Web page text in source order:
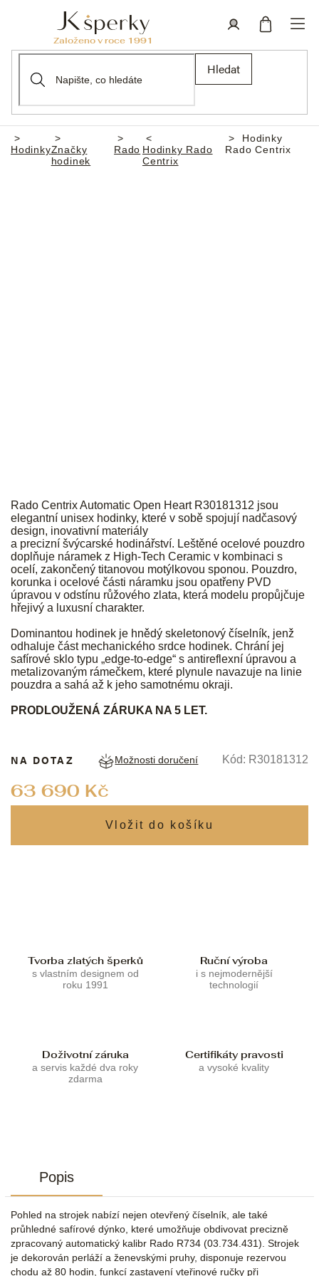
Hledat
Domů
HodinkyZnačky
hodinek
Rado Hodinky Rado
Centrix
Hodinky
Rado Centrix
Rado Centrix Automatic Open Heart R30181312 jsou
elegantní unisex hodinky, které v sobě spojují nadčasový
design, inovativní materiály
a precizní švýcarské hodinářství. Leštěné ocelové pouzdro
doplňuje náramek z High-Tech Ceramic v kombinaci s
ocelí, zakončený titanovou motýlkovou sponou. Pouzdro,
korunka i ocelové části náramku jsou opatřeny PVD
úpravou v odstínu růžového zlata, která modelu propůjčuje
hřejivý a luxusní charakter.
Dominantou hodinek je hnědý skeletonový číselník, jenž
odhaluje část mechanického srdce hodinek. Chrání jej
safírové sklo typu „edge-to-edge“ s antireflexní úpravou a
metalizovaným rámečkem, které plynule navazuje na linie
pouzdra a sahá až k jeho samotnému okraji.
PRODLOUŽENÁ ZÁRUKA NA 5 LET.
63 690 Kč
NA DOTAZ Možnosti doručení Kód: R30181312
Tvorba zlatých šperků
s vlastním designem od
roku 1991
Ruční výroba
i s nejmodernější
technologií
Doživotní záruka
a servis každé dva roky
zdarma
Certifikáty pravosti
a vysoké kvality
Popis
Pohled na strojek nabízí nejen otevřený číselník, ale také
průhledné safírové dýnko, které umožňuje obdivovat precizně
zpracovaný automatický kalibr Rado R734 (03.734.431). Strojek
je dekorován perláží a ženevskými pruhy, disponuje rezervou
chodu až 80 hodin, funkcí zastavení vteřinové ručky při